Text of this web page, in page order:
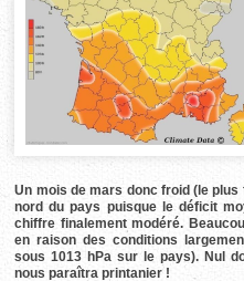
Un mois de mars donc froid (le
nord du pays puisque le déficit
chiffre finalement modéré.
en raison des conditions
sous 1013 hPa sur le pays). Nul
nous paraîtra printanier !